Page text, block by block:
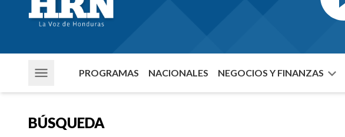
PROGRAMAS NACIONALES NEGOCIOS Y FINANZAS
BÚSQUEDA